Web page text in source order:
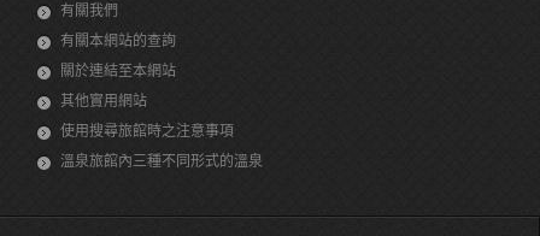
有關我們
有關本網站的查詢
關於連結至本網站
其他實用網站
使用搜尋旅館時之注意事項
溫泉旅館內三種不同形式的溫泉